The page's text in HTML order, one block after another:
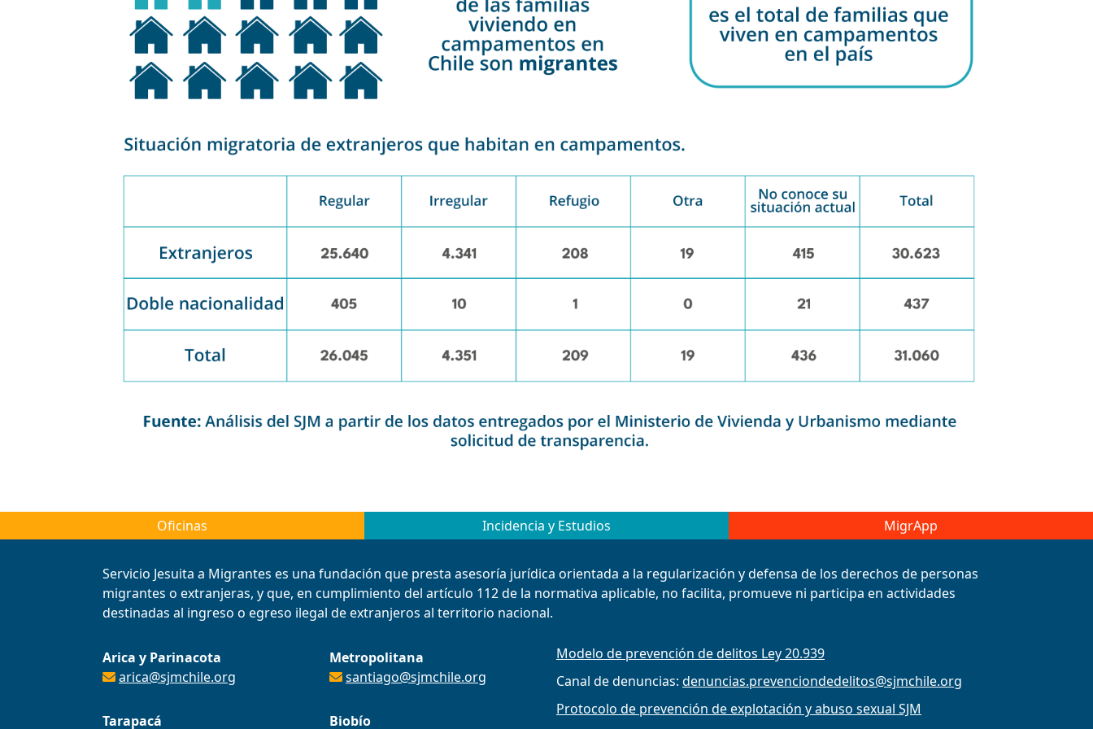
Oficinas Incidencia y Estudios MigrApp
Servicio Jesuita a Migrantes es una fundación que presta asesoría jurídica orientada a la regularización y defensa de los derechos de personas
migrantes o extranjeras, y que, en cumplimiento del artículo 112 de la normativa aplicable, no facilita, promueve ni participa en actividades
destinadas al ingreso o egreso ilegal de extranjeros al territorio nacional.
Arica y Parinacota
arica@sjmchile.org
Tarapacá
Metropolitana
santiago@sjmchile.org
Biobío
Modelo de prevención de delitos Ley 20.939
Canal de denuncias: denuncias.prevenciondedelitos@sjmchile.org
Protocolo de prevención de explotación y abuso sexual SJM